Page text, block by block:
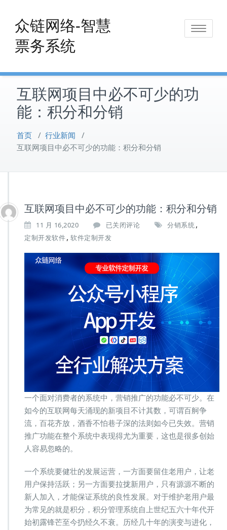
content
众链网络-智慧
票务系统
Toggle
互联网项目中必不可少的功
能：积分和分销
首页 / 行业新闻 /
互联网项目中必不可少的功能：积分和分销
互联网项目中必不可少的功能：积分和分销
11 月 16,2020
互
联
项
目
中
必
不
可
少
的
功
能：
积
分
和
分
销
已关闭评论 分销系统,
定制开发软件, 软件定制开发
一个面对消费者的系统中，营销推广的功能必不可少。在
如今的互联网每天涌现的新项目不计其数，可谓百舸争
流，百花齐放，酒香不怕巷子深的法则如今已失效。营销
推广功能在整个系统中表现得尤为重要，这也是很多创始
人容易忽略的。
一个系统要健壮的发展运营，一方面要留住老用户，让老
用户保持活跃；另一方面要拉拢新用户，只有源源不断的
新人加入，才能保证系统的良性发展。对于维护老用户最
为常见的就是积分，积分管理系统自上世纪五六十年代开
始初露锋芒至今扔经久不衰。历经几十年的演变与进化，